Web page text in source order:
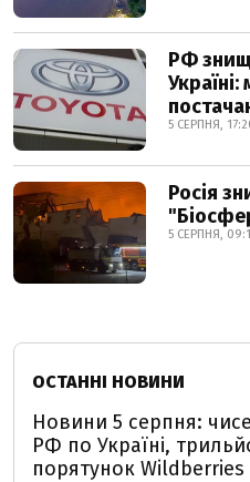
РФ
5 СЕРПНЯ,
Росія
5 СЕРПНЯ,
ОСТАННІ НОВИНИ
Новини 5 серпня:
РФ по Україні,
порятунок Wildberries